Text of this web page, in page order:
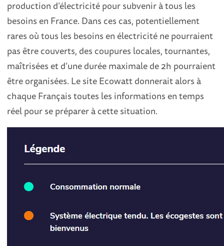
production d’électricité pour subvenir à tous les
besoins en France. Dans ces cas, potentiellement
rares où tous les besoins en électricité ne pourraient
pas être couverts, des coupures locales, tournantes,
maîtrisées et d’une durée maximale de 2h pourraient
être organisées. Le site Ecowatt donnerait alors à
chaque Français toutes les informations en temps
réel pour se préparer à cette situation.